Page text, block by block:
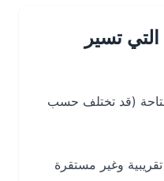
تسير
(قد تختلف حسب
وغير مستقرة